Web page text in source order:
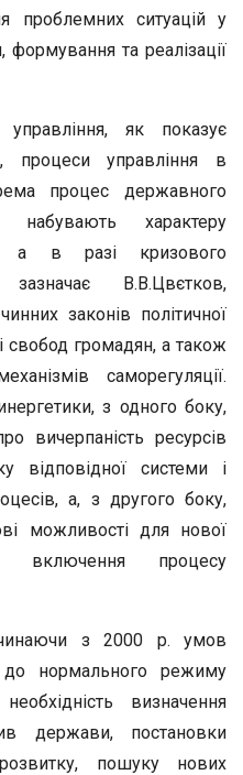
проблемних ситуацій у
та реалізації
як показує
процеси управління в
процес державного
набувають характеру
а в разі кризового
В.В.Цвєтков,
законів політичної
громадян, а також
саморегуляції.
з одного боку,
вичерпаність ресурсів
відповідної системи і
а, з другого боку,
можливості для нової
включення процесу
з 2000 р. умов
до нормального режиму
визначення
держави, постановки
пошуку нових